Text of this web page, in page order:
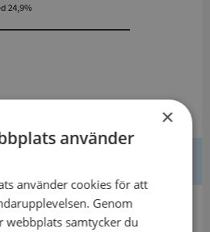
24,9%
×
använder
använder cookies för att
Genom
webbplats samtycker du